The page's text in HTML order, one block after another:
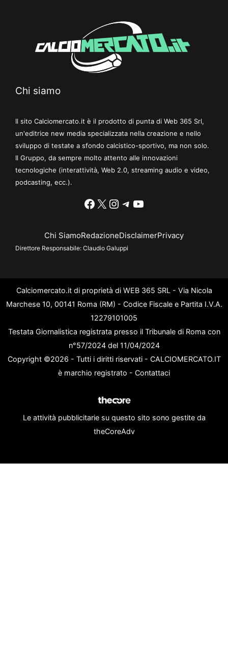
Chi siamo
Il sito Calciomercato.it è il prodotto di punta di Web 365 Srl,
un'editrice new media specializzata nella creazione e nello
sviluppo di testate a sfondo calcistico-sportivo, ma non solo.
Il Gruppo, da sempre molto attento alle innovazioni
tecnologiche (interattività, Web 2.0, streaming audio e video,
podcasting, ecc.).
Facebook
X Instagram
Telegram
YouTube
Chi SiamoRedazioneDisclaimerPrivacy
Direttore Responsabile: Claudio Galuppi
Calciomercato.it di proprietà di WEB 365 SRL - Via Nicola
Marchese 10, 00141 Roma (RM) - Codice Fiscale e Partita I.V.A.
12279101005
Testata Giornalistica registrata presso il Tribunale di Roma con
n°57/2024 del 11/04/2024
Copyright ©2026 - Tutti i diritti riservati - CALCIOMERCATO.IT
è marchio registrato - Contattaci
Le attività pubblicitarie su questo sito sono gestite da
theCoreAdv